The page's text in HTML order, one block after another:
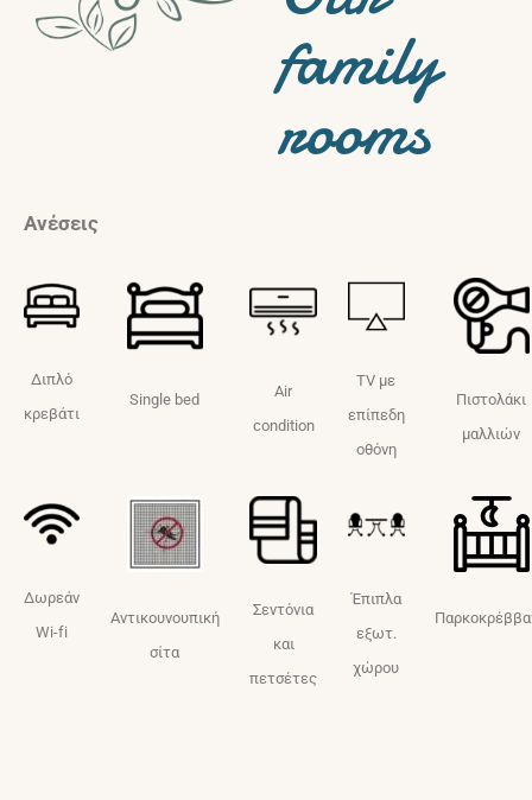
family
rooms
Ανέσεις
Διπλό
κρεβάτι
Single bed
Air
condition
TV με
επίπεδη
οθόνη
Πιστολάκι
μαλλιών
Δωρεάν
Wi-fi
Αντικουνουπική
σίτα
Σεντόνια
και
πετσέτες
Έπιπλα
εξωτ.
χώρου